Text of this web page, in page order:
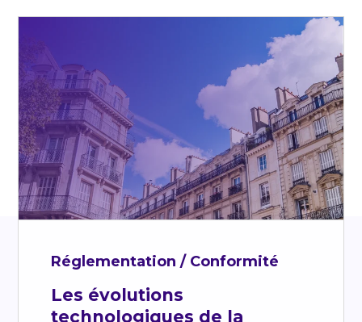
Réglementation / Conformité
Les évolutions
technologiques de la